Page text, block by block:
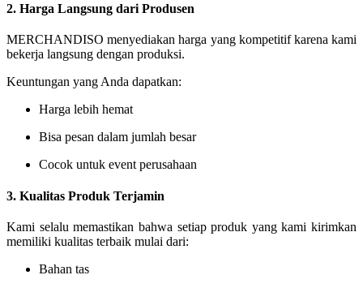
2. Harga Langsung dari Produsen
MERCHANDISO menyediakan harga yang kompetitif karena kami
bekerja langsung dengan produksi.
Keuntungan yang Anda dapatkan:
Harga lebih hemat
Bisa pesan dalam jumlah besar
Cocok untuk event perusahaan
3. Kualitas Produk Terjamin
Kami selalu memastikan bahwa setiap produk yang kami kirimkan
memiliki kualitas terbaik mulai dari:
Bahan tas